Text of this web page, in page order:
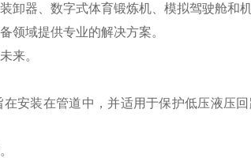
卸器、数字式体育锻炼机、模拟驾驶舱和
领域提供专业的解决方案。
来。
安装在管道中，并适用于保护低压液压